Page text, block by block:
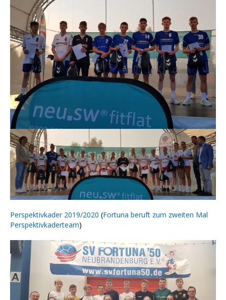
Perspektivkader 2019/2020 (Fortuna beruft zum zweiten Mal
Perspektivkaderteam)